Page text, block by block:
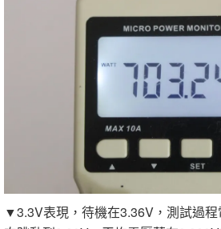
▼3.3V表現，待機在3.36V，測試過